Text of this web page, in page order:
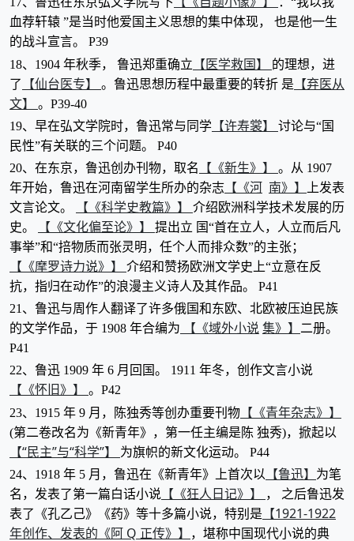
血荐轩辕 ”是当时他爱国主义思想的集中体现， 也是他一生
的战斗宣言。 P39
18、1904 年秋季， 鲁迅郑重确立
【医学救国】
的理想，进
了
【仙台医专】 。鲁迅思想历程中最重要的转折 是
【弃医从
文】
。P39-40
19、早在弘文学院时，鲁迅常与同学 【许寿裳】
讨论与“国
民性”有关联的三个问题。 P40
20、在东京，鲁迅创办刊物，取名
【《新生》】
。从 1907
年开始，鲁迅在河南留学生所办的杂志 【《河 南》】
上发表
文言论文。
【《科学史教篇》】
介绍欧洲科学技术发展的历
史。
【《文化偏至论》】
提出立 国“首在立人，人立而后凡
事举”和“掊物质而张灵明，任个人而排众数”的主张；
【《摩罗诗力说》】
介绍和赞扬欧洲文学史上“立意在反
抗，指归在动作”的浪漫主义诗人及其作品。 P41
21、鲁迅与周作人翻译了许多俄国和东欧、北欧被压迫民族
的文学作品，于 1908 年合编为
【《域外小说集》】
二册。
P41
22、鲁迅 1909 年 6 月回国。 1911 年冬，创作文言小说
【《怀旧》】
。P42
23、1915 年 9 月，陈独秀等创办重要刊物 【《青年杂志》】
(第二卷改名为《新青年》，第一任主编是陈 独秀)，掀起以
【“民主”与“科学”】
为旗帜的新文化运动。 P44
24、1918 年 5 月，鲁迅在《新青年》上首次以
【鲁迅】
为笔
名，发表了第一篇白话小说 【《狂人日记》】
， 之后鲁迅发
表了《孔乙己》《药》等十多篇小说，特别是
【1921-1922
年创作、发表的《阿 Q 正传》】
，堪称中国现代小说的典